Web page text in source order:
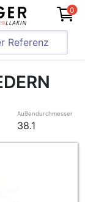
0
Außendurchmesser
38.1